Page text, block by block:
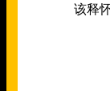
该释